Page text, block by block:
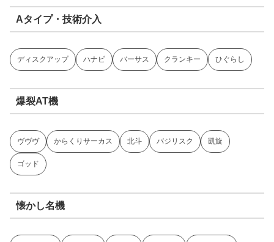
Aタイプ・技術介入
ディスクアップ ハナビ バーサス クランキー ひぐらし
爆裂AT機
ヴヴヴ からくりサーカス 北斗 バジリスク 凱旋
ゴッド
懐かし名機